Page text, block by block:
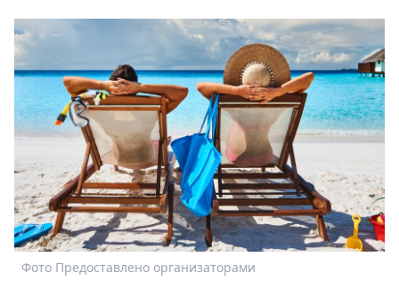
Театр
Афиша
Книги
Выставки
Пресс-
релизы
О
Metro
Стримы
Спецпроекты
Звезды
Фото Предоставлено организаторами